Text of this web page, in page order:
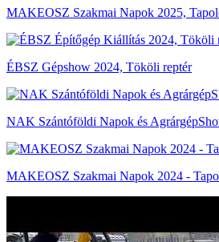
MAKEOSZ Szakmai Napok 2025,
ÉBSZ Gépshow 2024, Tököli reptér
NAK Szántóföldi Napok és
MAKEOSZ Szakmai Napok 2024 -